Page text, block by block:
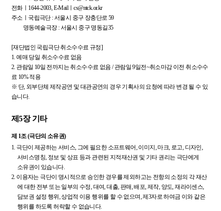
전화ㅣ1644-2003, E-Mailㅣcs@ntck.or.kr
주소ㅣ국립극단 : 서울시 중구 장충단로 59
명동예술극장 : 서울시 중구 명동길35
[재단법인 국립극단 취소수수료 규정]
1. 예매 당일 취소수수료 없음
2. 관람일 10일 전까지는 취소수수료 없음 / 관람일 9일전~취소마감 이전 취소수수
료 10% 적용
※ 단, 외부단체 제작공연 및 대관공연의 경우 기획사의 요청에 따라 변경 될 수 있
습니다.
제5장 기타
제 1조 (극단의 소유권)
1. 극단이 제공하는 서비스, 그에 필요한 소프트웨어, 이미지, 마크, 로고, 디자인,
서비스명칭, 정보 및 상표 등과 관련된 지적재산권 및 기타 권리는 극단에게
소유권이 있습니다.
2. 이용자는 극단이 명시적으로 승인한 경우를 제외하고는 전항의 소정의 각 재산
에 대한 전부 또는 일부의 수정, 대여, 대출, 판매, 배포, 제작, 양도, 재라이센스,
담보권 설정 행위, 상업적 이용 행위를 할 수 없으며, 제3자로 하여금 이와 같은
행위를 하도록 허락할 수 없습니다.